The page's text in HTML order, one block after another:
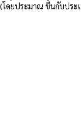
(โดยประมาณ ขึ้นกับประ